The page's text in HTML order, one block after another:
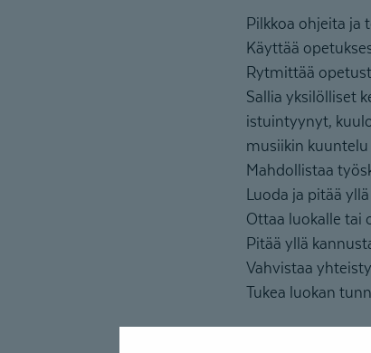
Pilkkoa ohjeita ja
Käyttää
Rytmittää
Sallia yksilölliset
istuintyynyt,
musiikin kuuntelu
Mahdollistaa
Luoda ja pitää
Ottaa luokalle tai
Pitää yllä
Vahvistaa
Tukea luokan